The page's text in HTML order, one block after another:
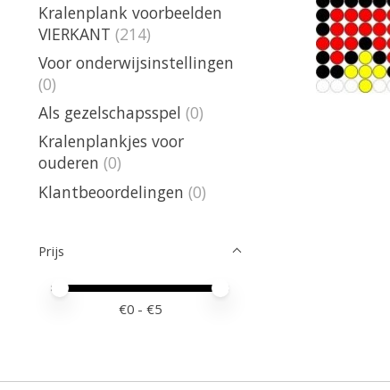
Kralenplank voorbeelden
VIERKANT (214)
Voor onderwijsinstellingen
(0)
Als gezelschapsspel (0)
Kralenplankjes voor
ouderen (0)
Klantbeoordelingen (0)
Prijs
Minimale prijswaarde
Price maximum value
€0 - €5